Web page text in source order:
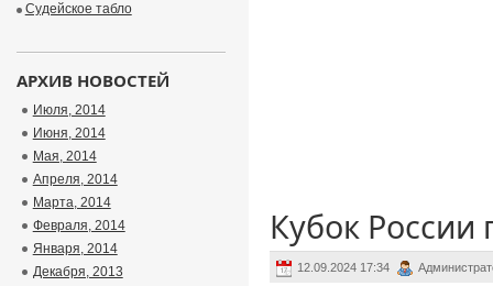
Кубок
12.09.2024 17:34
Судейское табло
АРХИВ НОВОСТЕЙ
Июля, 2014
Июня, 2014
Мая, 2014
Апреля, 2014
Марта, 2014
Февраля, 2014
Января, 2014
Декабря, 2013